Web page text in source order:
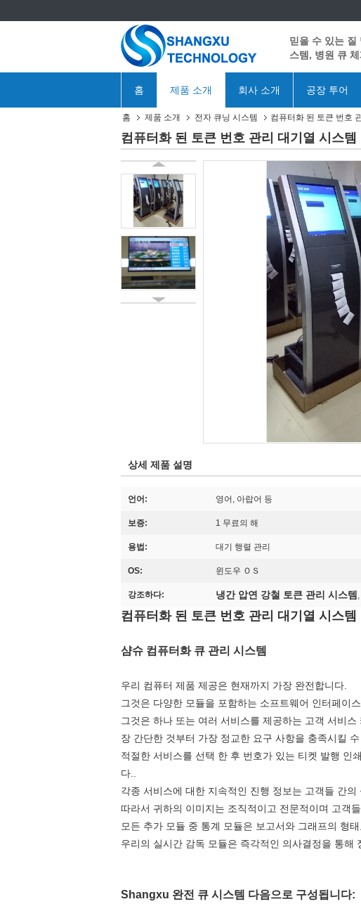
믿을 수 있는 질
스템, 병원 큐
홈 제품 소개 회사 소개 공장 투어
홈 제품 소개 전자 큐닝 시스템 컴퓨터화 된 토큰 번호
컴퓨터화 된 토큰 번호 관리 대기열 시스템
상세 제품 설명
언어: 영어, 아랍어 등
보증: 1 무료의 해
용법: 대기 행렬 관리
OS: 윈도우 ＯＳ
강조하다: 냉간 압연 강철 토큰 관리 시스템 ,
컴퓨터화 된 토큰 번호 관리 대기열 시스템
샴슈 컴퓨터화 큐 관리 시스템
우리 컴퓨터 제품 제공은 현재까지 가장 완전합니다.
그것은 다양한 모듈을 포함하는 소프트웨어 인터페이
그것은 하나 또는 여러 서비스를 제공하는 고객 서비
장 간단한 것부터 가장 정교한 요구 사항을 충족시킬 수
적절한 서비스를 선택 한 후 번호가 있는 티켓 발행 인
다..
각종 서비스에 대한 지속적인 진행 정보는 고객들 간
따라서 귀하의 이미지는 조직적이고 전문적이며 고객
모든 추가 모듈 중 통계 모듈은 보고서와 그래프의 형
우리의 실시간 감독 모듈은 즉각적인 의사결정을 통해
Shangxu 완전 큐 시스템 다음으로 구성됩니다: